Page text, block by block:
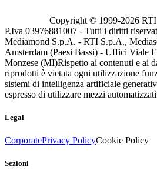
Copyright © 1999-2026
P.Iva 03976881007 - Tutti i diritti
Mediamond S.p.A. - RTI S.p.A.,
Amsterdam (Paesi Bassi) - Uffici Viale
Monzese (MI)Rispetto ai contenuti e ai
riprodotti è vietata ogni utilizzazione
sistemi di intelligenza artificiale
espresso di utilizzare mezzi
Legal
CorporatePrivacy PolicyCookie Policy
Sezioni